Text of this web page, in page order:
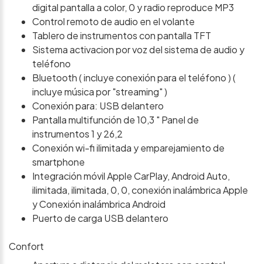
digital pantalla a color, 0 y radio reproduce MP3
Control remoto de audio en el volante
Tablero de instrumentos con pantalla TFT
Sistema activacion por voz del sistema de audio y
teléfono
Bluetooth ( incluye conexión para el teléfono ) (
incluye música por "streaming" )
Conexión para: USB delantero
Pantalla multifunción de 10,3 " Panel de
instrumentos 1 y 26,2
Conexión wi-fi ilimitada y emparejamiento de
smartphone
Integración móvil Apple CarPlay, Android Auto,
ilimitada, ilimitada, 0, 0, conexión inalámbrica Apple
y Conexión inalámbrica Android
Puerto de carga USB delantero
Confort